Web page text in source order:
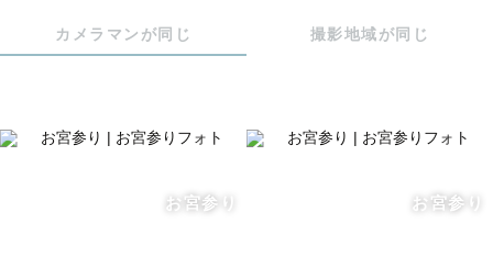
う心を込めて撮影いたします。ぜひ撮影の一日を一緒に楽
🍀撮影の際、大切にしていること🍀
カメラマンが同じ 撮影地域が同じ
お宮参り お宮参り